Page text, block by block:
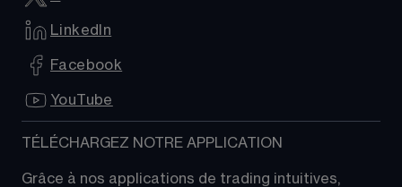
LinkedIn
Facebook
YouTube
TÉLÉCHARGEZ NOTRE APPLICATION
Grâce à nos applications de trading intuitives,